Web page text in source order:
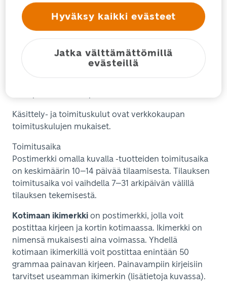
Näin tilaat
Lataa haluamasi kuva
Täytä yhteystiedot ja valitse toimitus- ja
Käsittely- ja toimituskulut ovat verkkokaupan
toimituskulujen mukaiset.
Toimitusaika
Postimerkki omalla kuvalla -tuotteiden toimitusaika
on keskimäärin 10–14 päivää tilaamisesta. Tilauksen
toimitusaika voi vaihdella 7–31 arkipäivän välillä
tilauksen tekemisestä.
Kotimaan ikimerkki on postimerkki, jolla voit
postittaa kirjeen ja kortin kotimaassa. Ikimerkki on
nimensä mukaisesti aina voimassa. Yhdellä
kotimaan ikimerkillä voit postittaa enintään 50
grammaa painavan kirjeen. Painavampiin kirjeisiin
tarvitset useamman ikimerkin (lisätietoja kuvassa).
Jatka välttämättömillä
evästeillä
Hyväksy kaikki evästeet